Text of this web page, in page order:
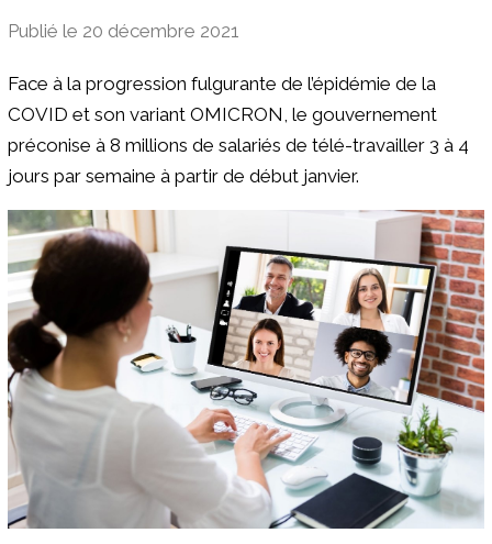
Publié le 20 décembre 2021
Face à la progression fulgurante de l’épidémie de la
COVID et son variant OMICRON, le gouvernement
préconise à 8 millions de salariés de télé-travailler 3 à 4
jours par semaine à partir de début janvier.